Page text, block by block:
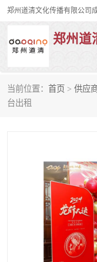
郑州道
当前位置： 首页 > 供应
台出租
舞台桁架搭建
活动策划
kt板制作
背景板搭建
龙门架搭建